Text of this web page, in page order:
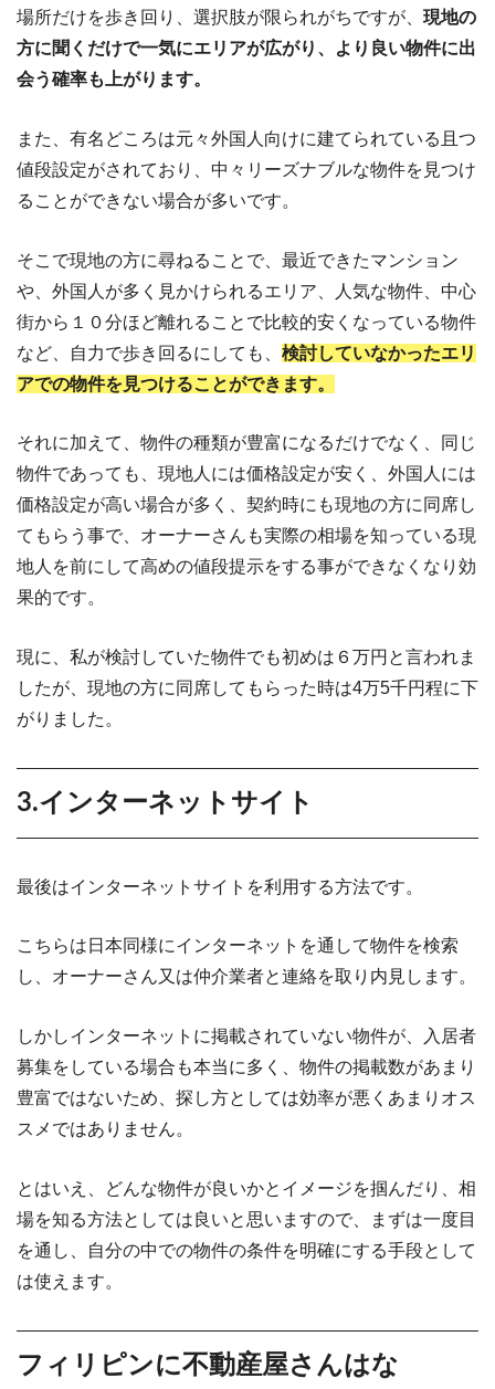
場所だけを歩き回り、選択肢が限られがちですが、 現地の
方に聞くだけで一気にエリアが広がり、より良い物件に出
会う確率も上がります。
また、有名どころは元々外国人向けに建てられている且つ
値段設定がされており、中々リーズナブルな物件を見つけ
ることができない場合が多いです。
そこで現地の方に尋ねることで、最近できたマンション
や、外国人が多く見かけられるエリア、人気な物件、中心
街から１０分ほど離れることで比較的安くなっている物件
など、自力で歩き回るにしても、 検討していなかったエリ
アでの物件を見つけることができます。
それに加えて、物件の種類が豊富になるだけでなく、同じ
物件であっても、現地人には価格設定が安く、外国人には
価格設定が高い場合が多く、契約時にも現地の方に同席し
てもらう事で、オーナーさんも実際の相場を知っている現
地人を前にして高めの値段提示をする事ができなくなり効
果的です。
現に、私が検討していた物件でも初めは６万円と言われま
したが、現地の方に同席してもらった時は4万5千円程に下
がりました。
3.インターネットサイト
最後はインターネットサイトを利用する方法です。
こちらは日本同様にインターネットを通して物件を検索
し、オーナーさん又は仲介業者と連絡を取り内見します。
しかしインターネットに掲載されていない物件が、入居者
募集をしている場合も本当に多く、物件の掲載数があまり
豊富ではないため、探し方としては効率が悪くあまりオス
スメではありません。
とはいえ、どんな物件が良いかとイメージを掴んだり、相
場を知る方法としては良いと思いますので、まずは一度目
を通し、自分の中での物件の条件を明確にする手段として
は使えます。
フィリピンに不動産屋さんはな